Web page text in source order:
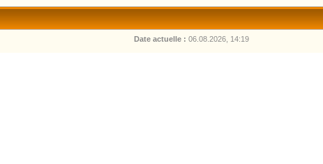
Date actuelle : 06.08.2026, 14:19